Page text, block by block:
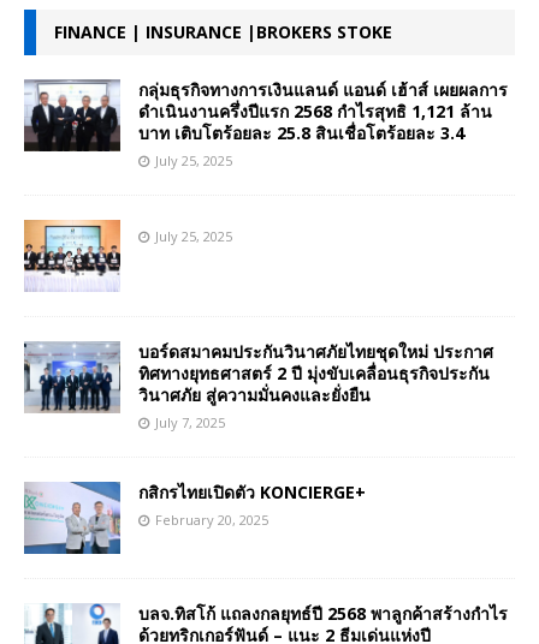
FINANCE | INSURANCE |BROKERS STOKE
กลุ่มธุรกิจทางการเงินแลนด์ แอนด์ เฮ้าส์ เผยผลการ
ดำเนินงานครึ่งปีแรก 2568 กำไรสุทธิ 1,121 ล้าน
บาท เติบโตร้อยละ 25.8 สินเชื่อโตร้อยละ 3.4
July 25, 2025
July 25, 2025
บอร์ดสมาคมประกันวินาศภัยไทยชุดใหม่ ประกาศ
ทิศทางยุทธศาสตร์ 2 ปี มุ่งขับเคลื่อนธุรกิจประกัน
วินาศภัย สู่ความมั่นคงและยั่งยืน
July 7, 2025
กสิกรไทยเปิดตัว KONCIERGE+
February 20, 2025
บลจ.ทิสโก้ แถลงกลยุทธ์ปี 2568 พาลูกค้าสร้างกำไร
ด้วยทริกเกอร์ฟันด์ – แนะ 2 ธีมเด่นแห่งปี